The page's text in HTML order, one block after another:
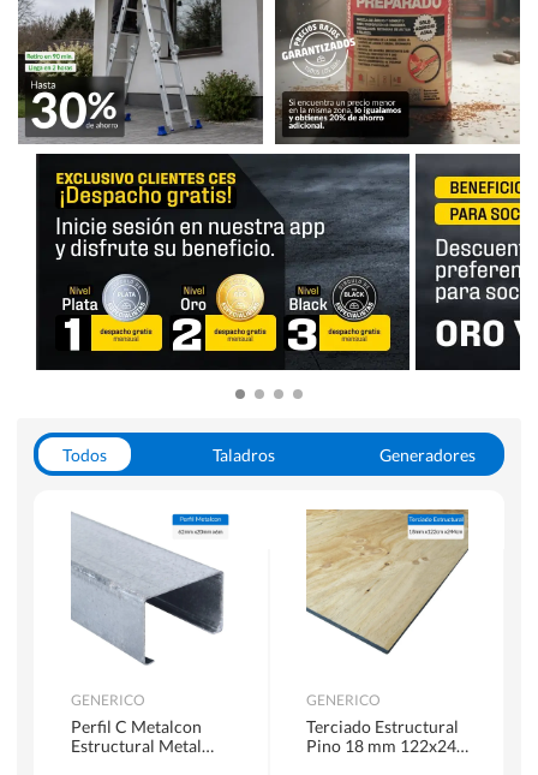
Todos Taladros
Generadores
Herramientas Manuales
Sierras Circulares
GENERICO
Perfil C Metalcon
Estructural Metal
GENERICO
Terciado Estructural
Pino 18 mm 122x244